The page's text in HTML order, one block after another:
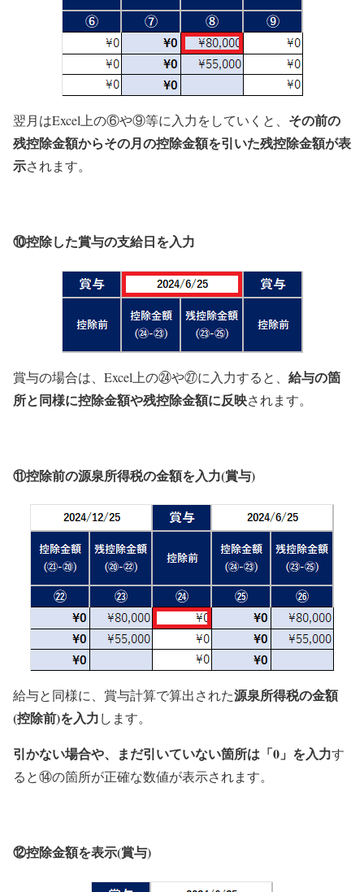
翌月はExcel上の⑥や⑨等に入力をしていくと、 その前の
残控除金額からその月の控除金額を引いた残控除金額が表
示されます。
⑩控除した賞与の支給日を入力
賞与の場合は、Excel上の㉔や㉗に入力すると、 給与の箇
所と同様に控除金額や残控除金額に反映されます。
⑪控除前の源泉所得税の金額を入力(賞与)
給与と同様に、賞与計算で算出された源泉所得税の金額
(控除前)を入力します。
引かない場合や、まだ引いていない箇所は「0」を入力す
ると⑭の箇所が正確な数値が表示されます。
⑫控除金額を表示(賞与)